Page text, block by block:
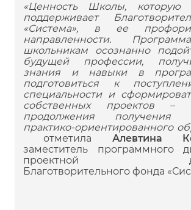
«Ценность Школы, которую
поддерживает
«Система», в ее
направленности.
школьникам осознанно
будущей профессии,
знания и навыки в
подготовиться к
специальности и
собственных проектов –
продолжения получения
практико-ориентированного
отметила Алевтина
заместитель программного
проектной
Благотворительного фонда